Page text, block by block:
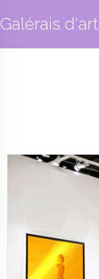
Galérais d'art